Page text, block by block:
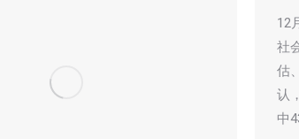
12
社
估
认
中